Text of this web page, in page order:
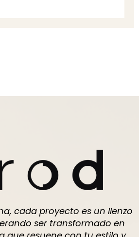
cada proyecto es un lienzo
ser transformado en